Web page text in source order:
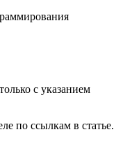
с указанием
по ссылкам в статье.